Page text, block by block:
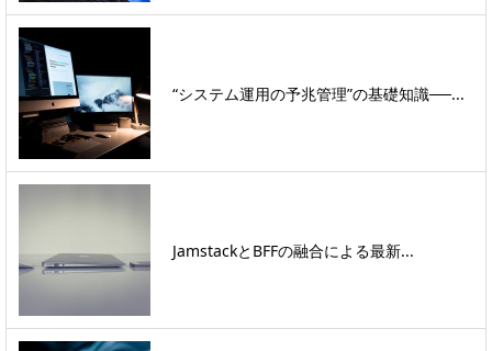
“システム運用の予兆管理”の基礎知識──...
JamstackとBFFの融合による最新...